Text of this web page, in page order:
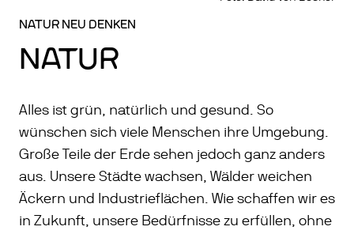
NATUR NEU DENKEN
NATUR
Alles ist grün, natürlich und gesund. So
wünschen sich viele Menschen ihre Umgebung.
Große Teile der Erde sehen jedoch ganz anders
aus. Unsere Städte wachsen, Wälder weichen
Äckern und Industrieflächen. Wie schaffen wir es
in Zukunft, unsere Bedürfnisse zu erfüllen, ohne